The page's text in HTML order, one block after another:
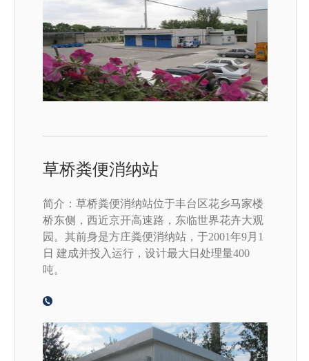
草桥粪便消纳站
简介：草桥粪便消纳站位于丰台区花乡马家楼
桥东侧，西近京开高速路，东临世界花卉大观
园。其前身是方庄粪便消纳站，于2001年9月1
日 建成并投入运行，设计最大日处理量400
吨。